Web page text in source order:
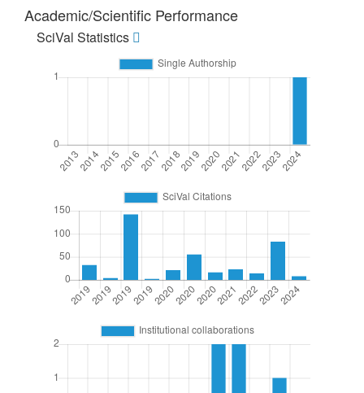
Academic/Scientific Performance
SciVal Statistics